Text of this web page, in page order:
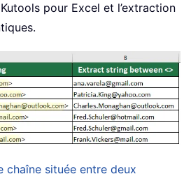
pour Excel et l’extraction
chaîne située entre deux